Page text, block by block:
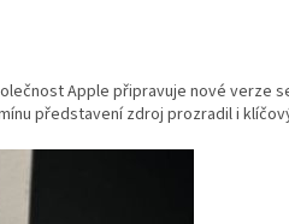
Apple připravuje nové verze
představení zdroj prozradil i